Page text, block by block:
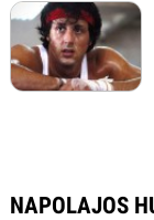
NAPOLAJOS